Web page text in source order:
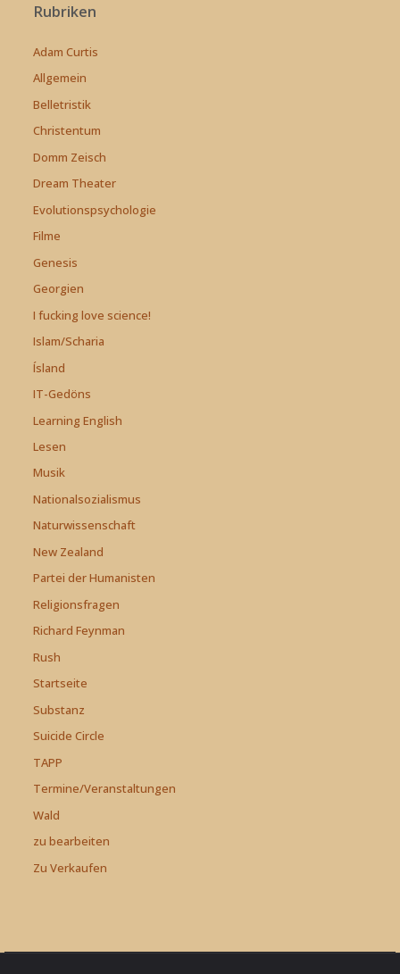
Rubriken
Adam Curtis
Allgemein
Belletristik
Christentum
Domm Zeisch
Dream Theater
Evolutionspsychologie
Filme
Genesis
Georgien
I fucking love science!
Islam/Scharia
Ísland
IT-Gedöns
Learning English
Lesen
Musik
Nationalsozialismus
Naturwissenschaft
New Zealand
Partei der Humanisten
Religionsfragen
Richard Feynman
Rush
Startseite
Substanz
Suicide Circle
TAPP
Termine/Veranstaltungen
Wald
zu bearbeiten
Zu Verkaufen